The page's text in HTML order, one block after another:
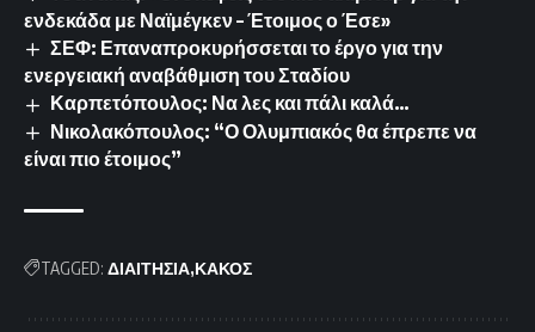
ενδεκάδα με Ναϊμέγκεν – Έτοιμος ο Έσε»
ΣΕΦ: Επαναπροκυρήσσεται το έργο για την
ενεργειακή αναβάθμιση του Σταδίου
Καρπετόπουλος: Να λες και πάλι καλά…
Νικολακόπουλος: “Ο Ολυμπιακός θα έπρεπε να
είναι πιο έτοιμος”
TAGGED: ΔΙΑΙΤΗΣΙΑ ΚΑΚΟΣ